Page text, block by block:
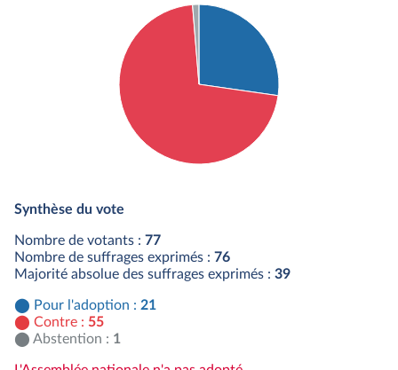
Synthèse du vote
Nombre de votants : 77
Nombre de suffrages exprimés : 76
Majorité absolue des suffrages exprimés : 39
Pour l'adoption : 21
Contre : 55
Abstention : 1